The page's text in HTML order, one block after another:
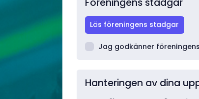
Föreningens stadgar
Läs föreningens stadgar
Jag godkänner
Hanteringen av dina